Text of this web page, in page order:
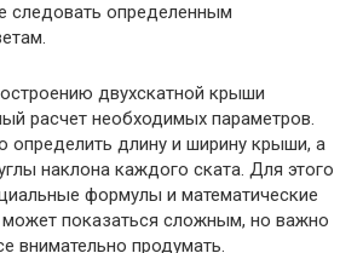
следовать определенным
двухскатной крыши
расчет необходимых параметров.
определить длину и ширину крыши, а
наклона каждого ската. Для этого
формулы и математические
показаться сложным, но важно
внимательно продумать.